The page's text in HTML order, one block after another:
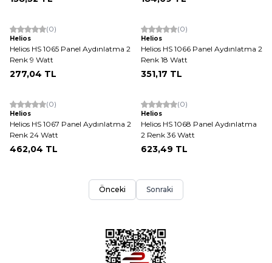
(0)
Helios
Helios HS 1065 Panel Aydınlatma 2
Renk 9 Watt
277,04 TL
(0)
Helios
Helios HS 1066 Panel Aydınlatma 2
Renk 18 Watt
351,17 TL
(0)
Helios
Helios HS 1067 Panel Aydınlatma 2
Renk 24 Watt
462,04 TL
(0)
Helios
Helios HS 1068 Panel Aydınlatma
2 Renk 36 Watt
623,49 TL
Önceki Sonraki